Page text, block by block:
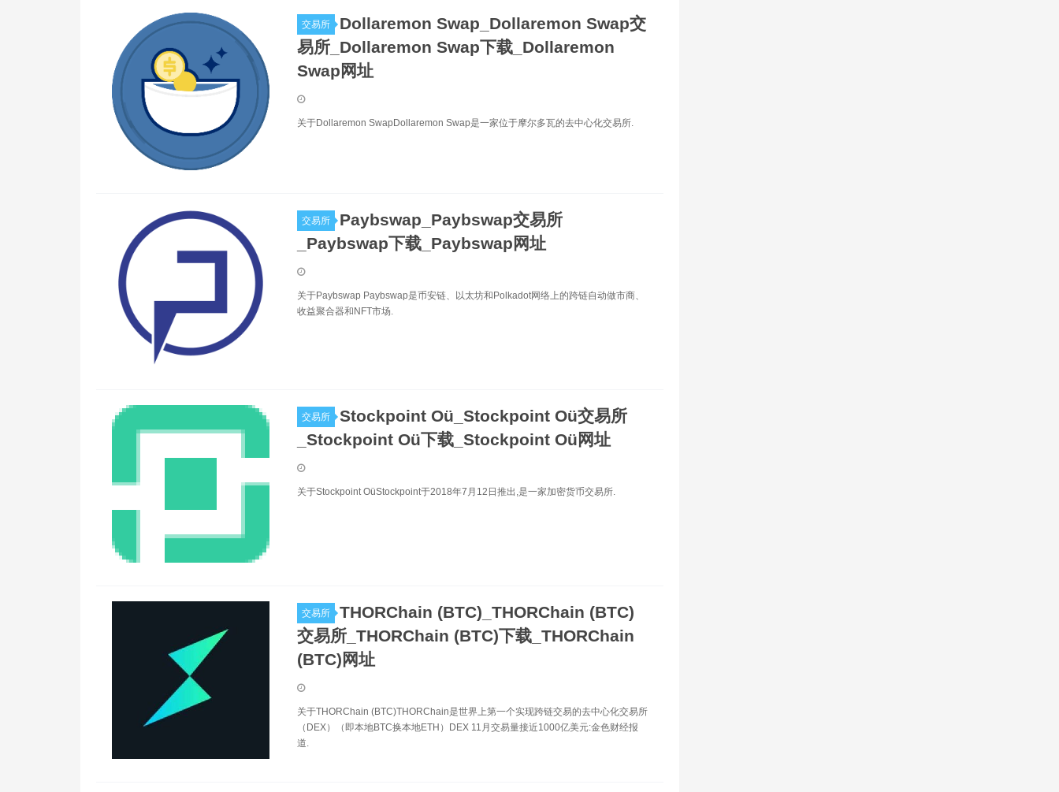
交易所
Dollaremon Swap_Dollaremon Swap交
易所_Dollaremon Swap下载_Dollaremon
Swap网址
关于Dollaremon SwapDollaremon Swap是一家位于摩尔多瓦的去中心化交易所.
交易所
Paybswap_Paybswap交易所
_Paybswap下载_Paybswap网址
关于Paybswap Paybswap是币安链、以太坊和Polkadot网络上的跨链自动做市商、
收益聚合器和NFT市场.
交易所
Stockpoint Oü_Stockpoint Oü交易所
_Stockpoint Oü下载_Stockpoint Oü网址
关于Stockpoint OüStockpoint于2018年7月12日推出,是一家加密货币交易所.
交易所
THORChain (BTC)_THORChain (BTC)
交易所_THORChain (BTC)下载_THORChain
(BTC)网址
关于THORChain (BTC)THORChain是世界上第一个实现跨链交易的去中心化交易所
（DEX）（即本地BTC换本地ETH）DEX 11月交易量接近1000亿美元:金色财经报
道.